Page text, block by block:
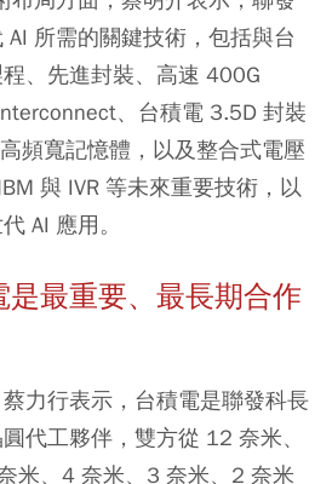
所需的關鍵技術，包括與台
、先進封裝、高速 400G
、台積電 3.5D 封裝
頻寬記憶體，以及整合式電壓
與 IVR 等未來重要技術，以
AI 應用。
最重要、最長期合作
力行表示，台積電是聯發科長
代工夥伴，雙方從 12 奈米、
米、4 奈米、3 奈米、2 奈米